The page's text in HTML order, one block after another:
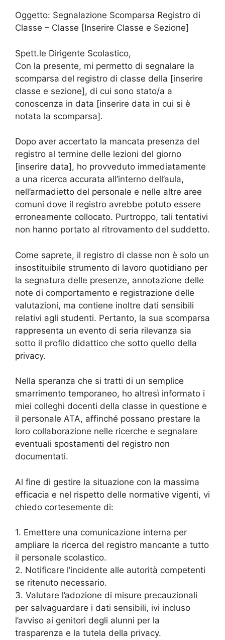
Oggetto: Segnalazione Scomparsa Registro di
Classe – Classe [Inserire Classe e Sezione]
Spett.le Dirigente Scolastico,
Con la presente, mi permetto di segnalare la
scomparsa del registro di classe della [inserire
classe e sezione], di cui sono stato/a a
conoscenza in data [inserire data in cui si è
notata la scomparsa].
Dopo aver accertato la mancata presenza del
registro al termine delle lezioni del giorno
[inserire data], ho provveduto immediatamente
a una ricerca accurata all’interno dell’aula,
nell’armadietto del personale e nelle altre aree
comuni dove il registro avrebbe potuto essere
erroneamente collocato. Purtroppo, tali tentativi
non hanno portato al ritrovamento del suddetto.
Come saprete, il registro di classe non è solo un
insostituibile strumento di lavoro quotidiano per
la segnatura delle presenze, annotazione delle
note di comportamento e registrazione delle
valutazioni, ma contiene inoltre dati sensibili
relativi agli studenti. Pertanto, la sua scomparsa
rappresenta un evento di seria rilevanza sia
sotto il profilo didattico che sotto quello della
privacy.
Nella speranza che si tratti di un semplice
smarrimento temporaneo, ho altresì informato i
miei colleghi docenti della classe in questione e
il personale ATA, affinché possano prestare la
loro collaborazione nelle ricerche e segnalare
eventuali spostamenti del registro non
documentati.
Al fine di gestire la situazione con la massima
efficacia e nel rispetto delle normative vigenti, vi
chiedo cortesemente di:
1. Emettere una comunicazione interna per
ampliare la ricerca del registro mancante a tutto
il personale scolastico.
2. Notificare l’incidente alle autorità competenti
se ritenuto necessario.
3. Valutare l’adozione di misure precauzionali
per salvaguardare i dati sensibili, ivi incluso
l’avviso ai genitori degli alunni per la
trasparenza e la tutela della privacy.